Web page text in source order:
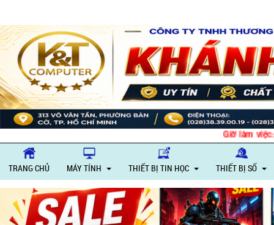
Giờ làm việc:
TRANG CHỦ MÁY TÍNH THIẾT BỊ TIN HỌC THIẾT BỊ SỐ